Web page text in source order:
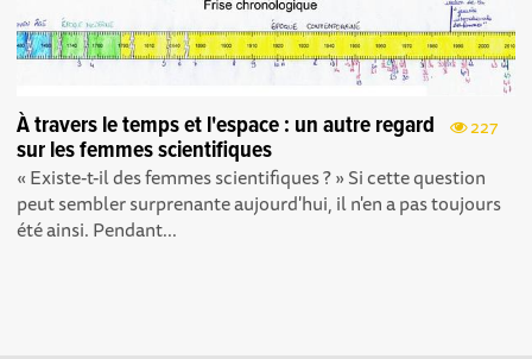
227
À travers le temps et l'espace : un autre regard
sur les femmes scientifiques
« Existe-t-il des femmes scientifiques ? » Si cette question
peut sembler surprenante aujourd'hui, il n'en a pas toujours
été ainsi. Pendant...